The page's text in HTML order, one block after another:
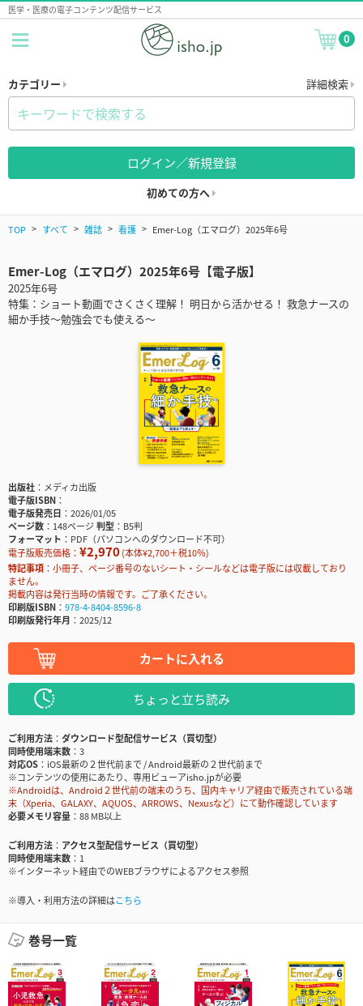
医学・医療の電子コンテンツ配信サービス
0
カテゴリー 詳細検索
ログイン／新規登録
初めての方へ
TOP すべて 雑誌 看護 Emer-Log（エマログ）2025年6号
Emer-Log（エマログ）2025年6号【電子版】
2025年6号
特集：ショート動画でさくさく理解！ 明日から活かせる！ 救急ナースの
細か手技～勉強会でも使える～
出版社
メディカ出版
電子版ISBN
電子版発売日
2026/01/05
ページ数
148ページ判型
B5判
フォーマット
PDF（パソコンへのダウンロード不可）
電子版販売価格： ¥2,970(本体¥2,700＋税10％)
特記事項
小冊子、ページ番号のないシート・シールなどは電子版には収載しており
ません。
掲載内容は発行当時の情報です。ご了承ください。
印刷版ISBN
978-4-8404-8596-8
印刷版発行年月
2025/12
カートに入れる
ちょっと立ち読み
ご利用方法
ダウンロード型配信サービス（買切型）
同時使用端末数
3
対応OS
iOS最新の２世代前まで / Android最新の２世代前まで
※コンテンツの使用にあたり、専用ビューアisho.jpが必要
※Androidは、Android２世代前の端末のうち、国内キャリア経由で販売されている端
末（Xperia、GALAXY、AQUOS、ARROWS、Nexusなど）にて動作確認しています
必要メモリ容量
88 MB以上
ご利用方法
アクセス型配信サービス（買切型）
同時使用端末数
1
※インターネット経由でのWEBブラウザによるアクセス参照
※導入・利用方法の詳細はこちら
巻号一覧